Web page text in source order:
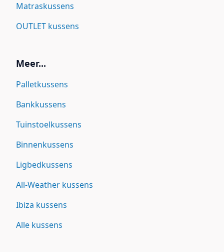
Matraskussens
OUTLET kussens
Meer...
Palletkussens
Bankkussens
Tuinstoelkussens
Binnenkussens
Ligbedkussens
All-Weather kussens
Ibiza kussens
Alle kussens